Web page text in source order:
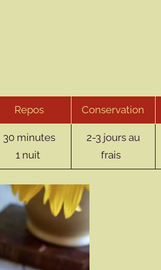
Repos Conservation
30 minutes
1 nuit
2-3 jours au
frais